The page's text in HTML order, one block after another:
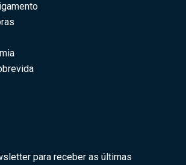
para receber as últimas